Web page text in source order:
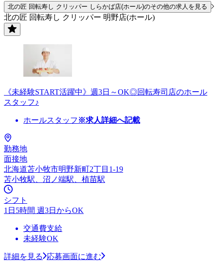
北の匠 回転寿し クリッパー しらかば店(ホール)のその他の求人を見る
北の匠 回転寿し クリッパー 明野店(ホール)
《未経験START活躍中》週3日～OK◎回転寿司店のホール
スタッフ♪
ホールスタッフ ※求人詳細へ記載
勤務地
面接地
北海道苫小牧市明野新町2丁目1-19
苫小牧駅、沼ノ端駅、植苗駅
シフト
1日5時間 週3日からOK
交通費支給
未経験OK
詳細を見る 応募画面に進む